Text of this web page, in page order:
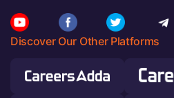
Discover Our Other Platforms